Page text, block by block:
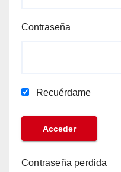
Contraseña
Recuérdame
Contraseña perdida